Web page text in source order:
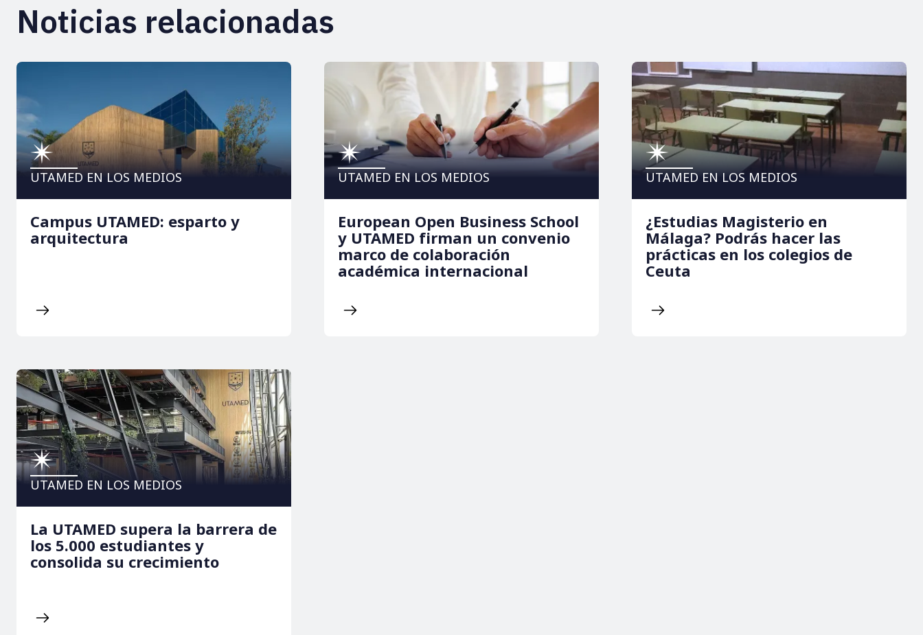
Noticias relacionadas
UTAMED EN LOS MEDIOS
Campus UTAMED: esparto y
arquitectura
UTAMED EN LOS MEDIOS
European Open Business School
y UTAMED firman un convenio
marco de colaboración
académica internacional
UTAMED EN LOS MEDIOS
¿Estudias Magisterio en
Málaga? Podrás hacer las
prácticas en los colegios de
Ceuta
UTAMED EN LOS MEDIOS
La UTAMED supera la barrera de
los 5.000 estudiantes y
consolida su crecimiento